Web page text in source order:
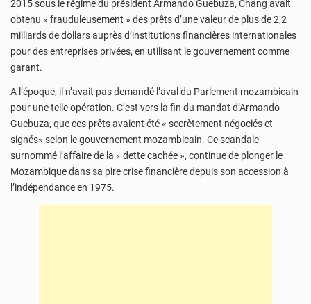
2015 sous le régime du président Armando Guebuza, Chang avait
obtenu « frauduleusement » des prêts d’une valeur de plus de 2,2
milliards de dollars auprès d’institutions financières internationales
pour des entreprises privées, en utilisant le gouvernement comme
garant.
A l’époque, il n’avait pas demandé l’aval du Parlement mozambicain
pour une telle opération. C’est vers la fin du mandat d’Armando
Guebuza, que ces prêts avaient été « secrètement négociés et
signés» selon le gouvernement mozambicain. Ce scandale
surnommé l’affaire de la « dette cachée », continue de plonger le
Mozambique dans sa pire crise financière depuis son accession à
l’indépendance en 1975.